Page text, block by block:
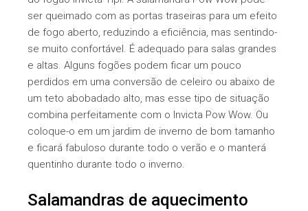
ser queimado com as portas traseiras para um efeito
de fogo aberto, reduzindo a eficiência, mas sentindo-
se muito confortável. É adequado para salas grandes
e altas. Alguns fogões podem ficar um pouco
perdidos em uma conversão de celeiro ou abaixo de
um teto abobadado alto, mas esse tipo de situação
combina perfeitamente com o Invicta Pow Wow. Ou
coloque-o em um jardim de inverno de bom tamanho
e ficará fabuloso durante todo o verão e o manterá
quentinho durante todo o inverno.
Salamandras de aquecimento